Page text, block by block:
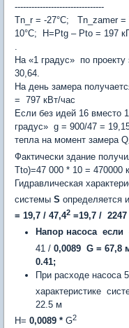
--------------------------------
Tn_r = -27°С; Tn_zamer
10°С; H=Ptg – Pto = 197
.
На «1 градус» по
30,64.
На день замера
= 797 кВт/час
Если без идей 16 вместо
градус» g = 900/47 =
тепла на момент замера Q
Фактически здание
Tto)=47 000 * 10 = 470000
Гидравлическая
системы S
= 19,7 / 47,42 =19,7 / 2247
Напор насоса если
41 / 0,0089 G = 67,8
0.41;
При расходе насоса
характеристике
22.5 м
H= 0,0089 * G2